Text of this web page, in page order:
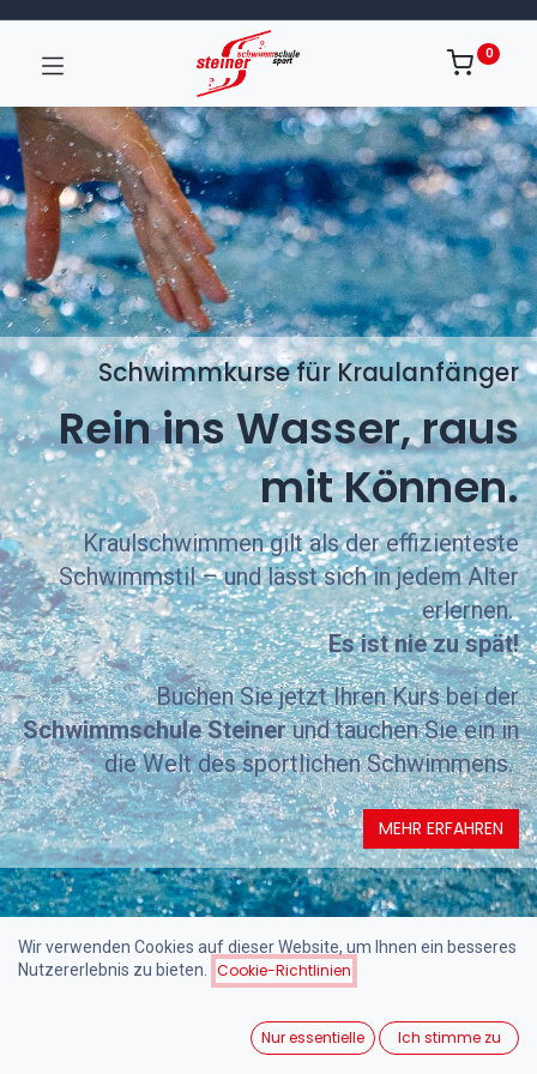
0
Schwimmkurse für Kraulanfänger
Rein ins Wasser, raus
mit Können.
Kraulschwimmen gilt als der effizienteste
Schwimmstil – und lässt sich in jedem Alter
erlernen.
Es ist nie zu spät!
Buchen Sie jetzt Ihren Kurs bei der
Schwimmschule Steinerund tauchen Sie ein in
die Welt des sportlichen Schwimmens.
MEHR ERFAHREN
Wir verwenden Cookies auf dieser Website, um Ihnen ein besseres
Nutzererlebnis zu bieten.
Cookie-Richtlinien
Nur essentielle Ich stimme zu